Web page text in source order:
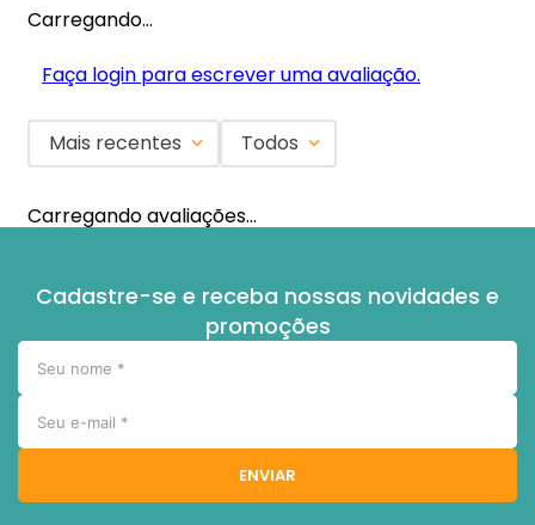
Carregando…
Faça login para escrever uma avaliação.
Mais recentes Todos
Carregando avaliações…
Cadastre-se e receba nossas novidades e
promoções
ENVIAR